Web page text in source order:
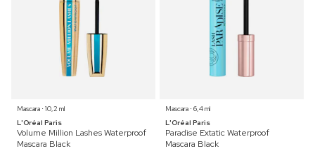
Mascara ⋅ 10,2 ml
L'Oréal Paris
Volume Million Lashes Waterproof
Mascara Black
Mascara ⋅ 6,4 ml
L'Oréal Paris
Paradise Extatic Waterproof
Mascara Black